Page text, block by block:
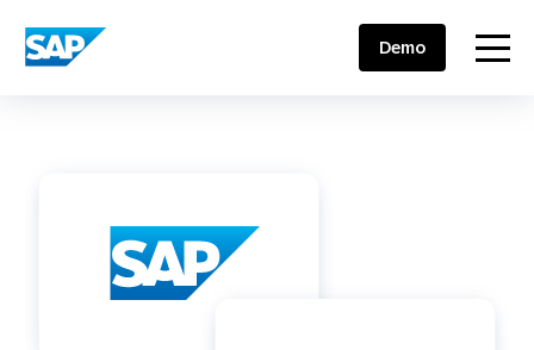
SAP ENGAGEMENT CLOUD menu
Demo